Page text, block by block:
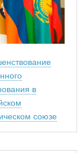
в
союзе